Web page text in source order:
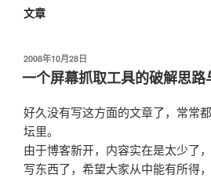
文章
发
2008年10月28日
一个屏幕抓取工具的破解思路
好久没有写这方面的文章了，常常
坛里。
由于博客新开，内容实在是太少了
写东西了，希望大家从中能有所